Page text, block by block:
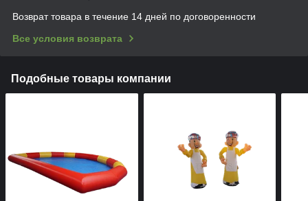
Возврат товара в течение 14 дней по договоренности
Все условия возврата
Подобные товары компании